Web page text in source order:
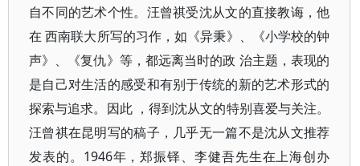
自不同的艺术个性。汪曾祺受沈从文的直接教诲，他
在 西南联大所写的习作，如《异秉》、《小学校的钟
声》、《复仇》等，都远离当时的政 治主题，表现的
是自己对生活的感受和有别于传统的新的艺术形式的
探索与追求。因此 ，得到沈从文的特别喜爱与关注。
汪曾祺在昆明写的稿子，几乎无一篇不是沈从文推荐
发表的。1946年，郑振铎、李健吾先生在上海创办